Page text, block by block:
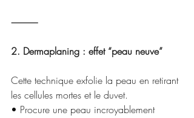
⸻
2. Dermaplaning : effet “peau neuve”
Cette technique exfolie la peau en retirant
les cellules mortes et le duvet.
• Procure une peau incroyablement